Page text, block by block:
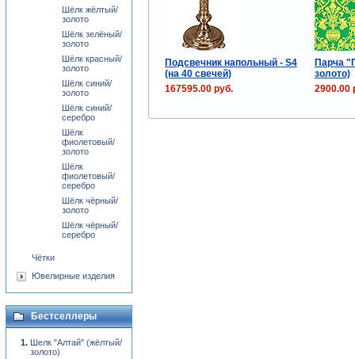
Подсвечник напольный - S4
(на 40 свечей)
Парча
золото)
167595.00 руб.
2900.00
Шёлк жёлтый/
золото
Шёлк зелёный/
золото
Шёлк красный/
золото
Шёлк синий/
золото
Шёлк синий/
серебро
Шёлк
фиолетовый/
золото
Шёлк
фиолетовый/
серебро
Шёлк чёрный/
золото
Шёлк чёрный/
серебро
Чётки
Ювелирные изделия
Бестселлеры
Шелк "Алтай" (жёлтый/
золото)